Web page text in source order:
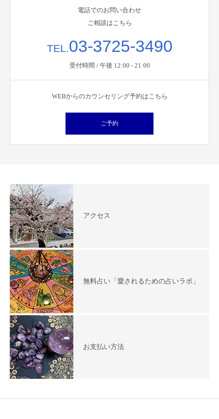
電話でのお問い合わせ
ご相談はこちら
TEL.03-3725-3490
受付時間 / 午後 12:00 - 21:00
WEBからのカウンセリング予約はこちら
ご予約
アクセス
無料占い「愛されるための占いラボ」
お支払い方法